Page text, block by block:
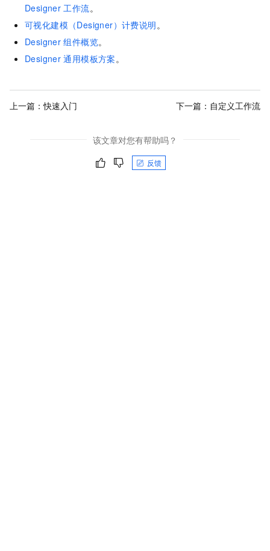
Designer 工作流。
可视化建模（Designer）计费说明 。
Designer 组件概览。
Designer 通用模板方案 。
上一篇：快速入门 下一篇： 自定义工作流
该文章对您有帮助吗？
反馈